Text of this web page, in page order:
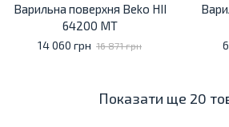
Варильна поверхня Beko HII
64200 MT
14 060 грн 16 871 грн
Показати ще 20